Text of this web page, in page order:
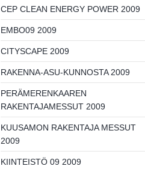
CEP CLEAN ENERGY POWER 2009
EMBO09 2009
CITYSCAPE 2009
RAKENNA-ASU-KUNNOSTA 2009
PERÄMERENKAAREN
RAKENTAJAMESSUT 2009
KUUSAMON RAKENTAJA MESSUT
2009
KIINTEISTÖ 09 2009